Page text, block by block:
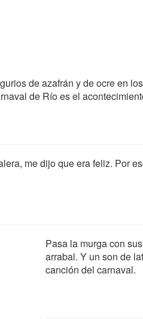
de azafrán y de ocre en
de Río es el
me dijo que era feliz. Por
Pasa la murga con
arrabal. Y un son de
canción del carnaval.